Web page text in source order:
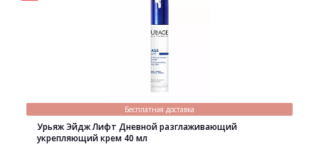
Бесплатная доставка
Урьяж Эйдж Лифт Дневной разглаживающий
укрепляющий крем 40 мл